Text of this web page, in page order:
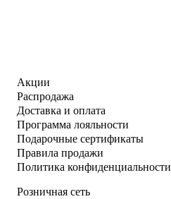
Акции
Распродажа
Доставка и оплата
Программа лояльности
Подарочные сертификаты
Правила продажи
Политика конфиденциальности
Розничная сеть